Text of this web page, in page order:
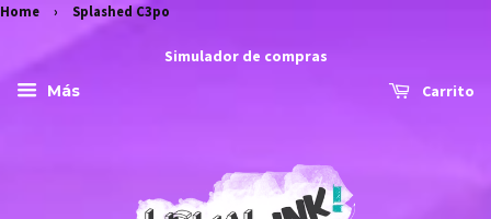
Home › Splashed C3po
Simulador de compras
Más
Carrito